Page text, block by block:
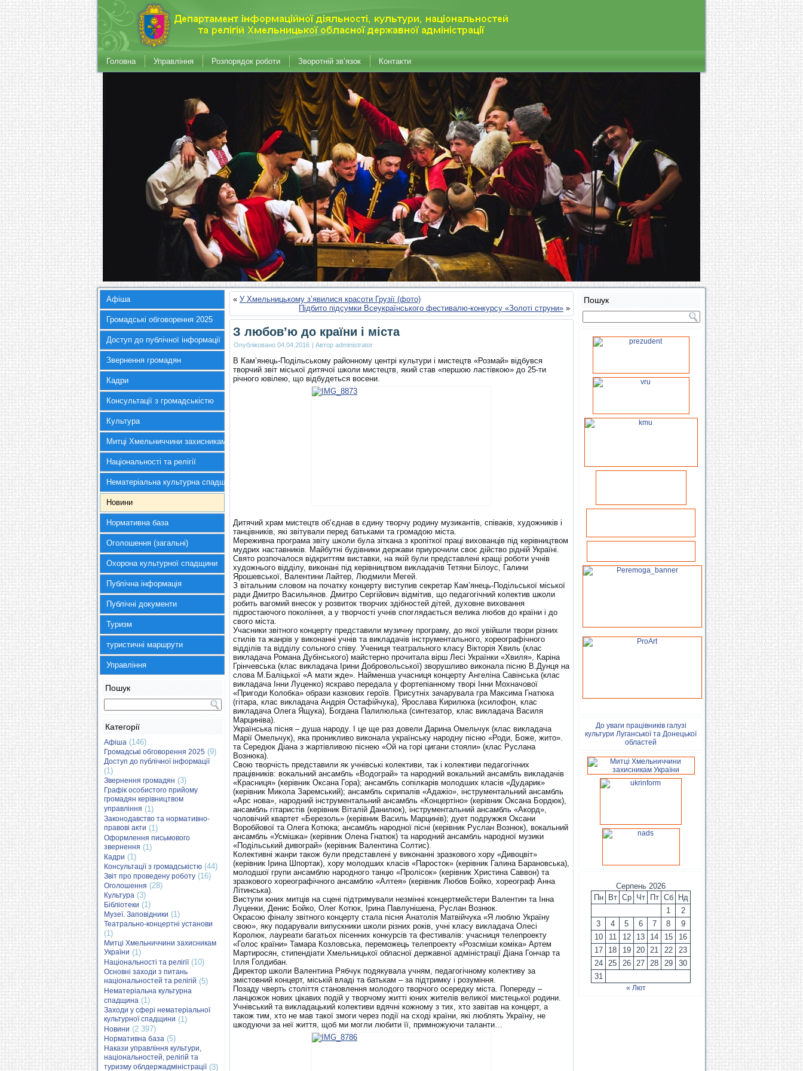
Головна Управління Розпорядок роботи Зворотній зв’язок Контакти
Афіша
Громадські обговорення 2025
Доступ до публічної інформації
Звернення громадян
Кадри
Консультації з громадськістю
Культура
Митці Хмельниччини захисникам України
Національності та релігії
Нематеріальна культурна спадщина
Новини
Нормативна база
Оголошення (загальні)
Охорона культурної спадщини
Публічна інформація
Публічні документи
Туризм
туристичні маршрути
Управління
Пошук
Категорії
Афіша (146)
Громадські обговорення 2025 (9)
Доступ до публічної інформації
(1)
Звернення громадян (3)
Графік особистого прийому
громадян керівництвом
управління (1)
Законодавство та нормативно-
правові акти (1)
Оформлення письмового
звернення (1)
Кадри (1)
Консультації з громадськістю (44)
Звіт про проведену роботу (16)
Оголошення (28)
Культура (3)
Бібліотеки (1)
Музеї. Заповідники (1)
Театрально-концертні установи
(1)
Митці Хмельниччини захисникам
України (1)
Національності та релігії(10)
Основні заходи з питань
національностей та релігій (5)
Нематеріальна культурна
спадщина (1)
Заходи у сфері нематеріальної
культурної спадщини (1)
Новини (2 397)
Нормативна база (5)
Накази управління культури,
національностей, релігій та
туризму облдержадміністрації(3)
« У Хмельницькому з’явилися красоти Грузії (фото)
Підбито підсумки Всеукраїнського фестивалю-конкурсу «Золоті струни» »
З любов’ю до країни і міста
Опубліковано 04.04.2016 | Автор administrator
В Кам’янець-Подільському районному центрі культури і мистецтв «Розмай» відбувся
творчий звіт міської дитячої школи мистецтв, який став «першою ластівкою» до 25-ти
річного ювілею, що відбудеться восени.
Дитячий храм мистецтв об’єднав в єдину творчу родину музикантів, співаків, художників і
танцівників, які звітували перед батьками та громадою міста.
Мереживна програма звіту школи була зіткана з кропіткої праці вихованців під керівництвом
мудрих наставників. Майбутні будівники держави приурочили своє дійство рідній Україні.
Свято розпочалося відкриттям виставки, на якій були представлені кращі роботи учнів
художнього відділу, виконані під керівництвом викладачів Тетяни Білоус, Галини
Ярошевської, Валентини Лайтер, Людмили Мегей.
З вітальним словом на початку концерту виступив секретар Кам’янець-Подільської міської
ради Дмитро Васильянов. Дмитро Сергійович відмітив, що педагогічний колектив школи
робить вагомий внесок у розвиток творчих здібностей дітей, духовне виховання
підростаючого покоління, а у творчості учнів споглядається велика любов до країни і до
свого міста.
Учасники звітного концерту представили музичну програму, до якої увійшли твори різних
стилів та жанрів у виконанні учнів та викладачів інструментального, хореографічного
відділів та відділу сольного співу. Учениця театрального класу Вікторія Хвиль (клас
викладача Романа Дубінського) майстерно прочитала вірш Лесі Українки «Хвиля», Каріна
Грінчевська (клас викладача Ірини Добровольської) зворушливо виконала пісню В.Дунця на
слова М.Баліцької «А мати жде». Найменша учасниця концерту Ангеліна Савінська (клас
викладача Інни Луценко) яскраво передала у фортепіанному творі Інни Мохначової
«Пригоди Колобка» образи казкових героїв. Присутніх зачарувала гра Максима Гнатюка
(гітара, клас викладача Андрія Остафійчука), Ярослава Кирилюка (ксилофон, клас
викладача Олега Ящука), Богдана Палилюлька (синтезатор, клас викладача Василя
Марциніва).
Українська пісня – душа народу. І це ще раз довели Дарина Омельчук (клас викладача
Марії Омельчук), яка проникливо виконала українську народну пісню «Роди, Боже, жито».
та Середюк Діана з жартівливою піснею «Ой на горі цигани стояли» (клас Руслана
Вознюка).
Свою творчість представили як учнівські колективи, так і колективи педагогічних
працівників: вокальний ансамбль «Водограй» та народний вокальний ансамбль викладачів
«Красниця» (керівник Оксана Гора); ансамбль сопілкарів молодших класів «Дударик»
(керівник Микола Заремський); ансамбль скрипалів «Адажіо», інструментальний ансамбль
«Арс нова», народний інструментальний ансамбль «Концертіно» (керівник Оксана Бордюк),
ансамбль гітаристів (керівник Віталій Данилюк), інструментальний ансамбль «Акорд»,
чоловічий квартет «Березоль» (керівник Василь Марцинів); дует подружжя Оксани
Воробйової та Олега Котюка; ансамбль народної пісні (керівник Руслан Вознюк), вокальний
ансамбль «Усмішка» (керівник Олена Гнатюк) та народний ансамбль народної музики
«Подільський дивограй» (керівник Валентина Солтис).
Колективні жанри також були представлені у виконанні зразкового хору «Дивоцвіт»
(керівник Ірина Шпортак), хору молодших класів «Паросток» (керівник Галина Барановська),
молодшої групи ансамблю народного танцю «Пролісок» (керівник Христина Саввон) та
зразкового хореографічного ансамблю «Алтея» (керівник Любов Бойко, хореограф Анна
Літинська).
Виступи юних митців на сцені підтримували незмінні концертмейстери Валентин та Інна
Луценки, Денис Бойко, Олег Котюк, Ірина Павлунішена, Руслан Вознюк.
Окрасою фіналу звітного концерту стала пісня Анатолія Матвійчука «Я люблю Україну
свою», яку подарували випускники школи різних років, учні класу викладача Олесі
Королюк, лауреати багатьох пісенних конкурсів та фестивалів: учасниця телепроекту
«Голос країни» Тамара Козловська, переможець телепроекту «Розсміши коміка» Артем
Мартиросян, стипендіати Хмельницької обласної державної адміністрації Діана Гончар та
Ілля Голдибан.
Директор школи Валентина Рябчук подякувала учням, педагогічному колективу за
змістовний концерт, міській владі та батькам – за підтримку і розуміння.
Позаду чверть століття становлення молодого творчого осередку міста. Попереду –
ланцюжок нових цікавих подій у творчому житті юних жителів великої мистецької родини.
Учнівський та викладацький колективи вдячні кожному з тих, хто завітав на концерт, а
також тим, хто не мав такої змоги через події на сході країни, які люблять Україну, не
шкодуючи за неї життя, щоб ми могли любити її, примножуючи таланти…
Пошук
До уваги працівників галузі
культури Луганської та Донецької
областей
Серпень 2026
Пн
Вт Ср Чт Пт Сб
Нд
1
2
3
4 5 6 7 8
9
10
11 12 13 14 15
16
17
18 19 20 21 22
23
24
25 26 27 28 29
30
31
« Лют